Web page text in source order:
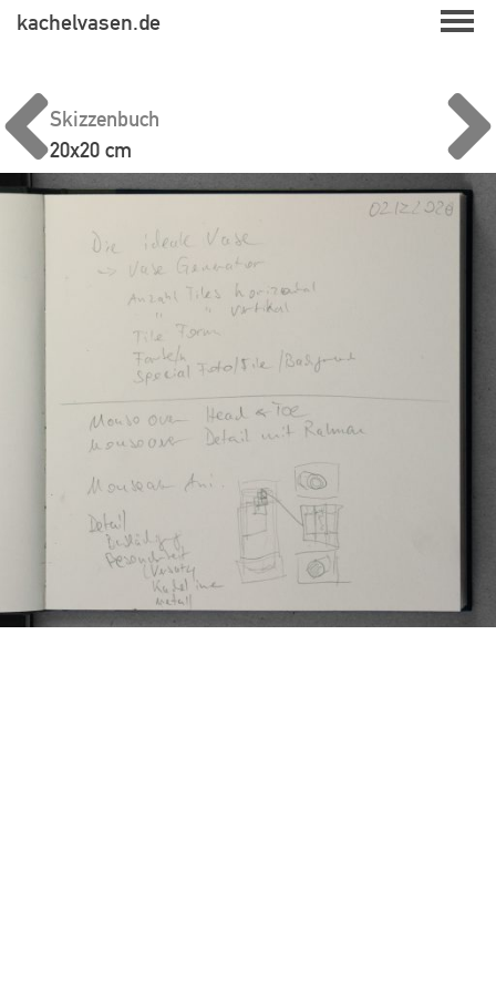
Skipkachelvasen.de
Skizzenbuch
20x20 cm
Beitragsnavigation